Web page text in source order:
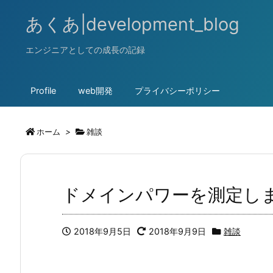
あくあ|development_blog
エンジニアとしての成長の記録
Profile web開発 プライバシーポリシー
ホーム > 雑談
ドメインパワーを測定し
2018年9月5日 2018年9月9日 雑談